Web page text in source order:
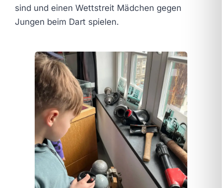
sind und einen Wettstreit Mädchen gegen
Jungen beim Dart spielen.